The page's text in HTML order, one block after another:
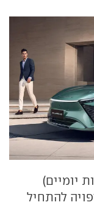
יומיים)
להתחיל